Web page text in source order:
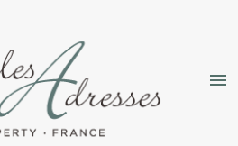
- Résultats de